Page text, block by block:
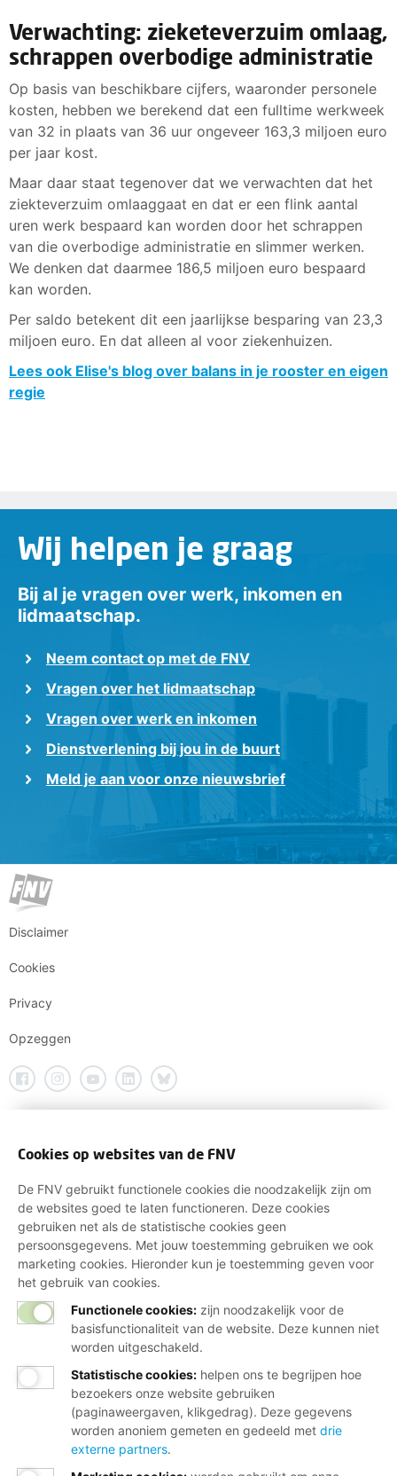
Verwachting: zieketeverzuim omlaag,
schrappen overbodige administratie
Op basis van beschikbare cijfers, waaronder personele
kosten, hebben we berekend dat een fulltime werkweek
van 32 in plaats van 36 uur ongeveer 163,3 miljoen euro
per jaar kost.
Maar daar staat tegenover dat we verwachten dat het
ziekteverzuim omlaaggaat en dat er een flink aantal
uren werk bespaard kan worden door het schrappen
van die overbodige administratie en slimmer werken.
We denken dat daarmee 186,5 miljoen euro bespaard
kan worden.
Per saldo betekent dit een jaarlijkse besparing van 23,3
miljoen euro. En dat alleen al voor ziekenhuizen.
Lees ook Elise's blog over balans in je rooster en eigen
regie
Wij helpen je graag
Bij al je vragen over werk, inkomen en
lidmaatschap.
Neem contact op met de FNV
Vragen over het lidmaatschap
Vragen over werk en inkomen
Dienstverlening bij jou in de buurt
Meld je aan voor onze nieuwsbrief
Disclaimer
Cookies
Privacy
Opzeggen
Cookies op websites van de FNV
De FNV gebruikt functionele cookies die noodzakelijk zijn om
de websites goed te laten functioneren. Deze cookies
gebruiken net als de statistische cookies geen
persoonsgegevens. Met jouw toestemming gebruiken we ook
marketing cookies. Hieronder kun je toestemming geven voor
het gebruik van cookies.
Functionele cookies: zijn noodzakelijk voor de
basisfunctionaliteit van de website. Deze kunnen niet
worden uitgeschakeld.
Statistische cookies: helpen ons te begrijpen hoe
bezoekers onze website gebruiken
(paginaweergaven, klikgedrag). Deze gegevens
worden anoniem gemeten en gedeeld met drie
externe partners.